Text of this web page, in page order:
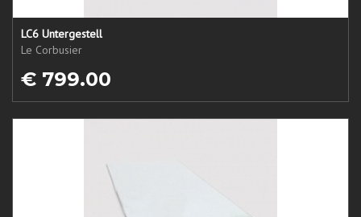
LC6 Untergestell
Le Corbusier
€ 799.00